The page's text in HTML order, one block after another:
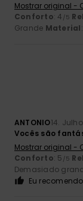
Mostrar original -
Conforto: 4 /5
Grande Material
ANTONIO14.
Vocês são
Mostrar original -
Conforto: 5 /5
Demasiado
Eu